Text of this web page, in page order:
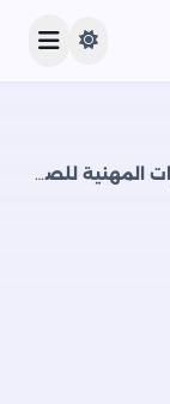
مراجعة التأسيس السليم النهائية في المهارات المهنية للصف الرابع الابتدائي الترم الثاني PDF بالاجابات